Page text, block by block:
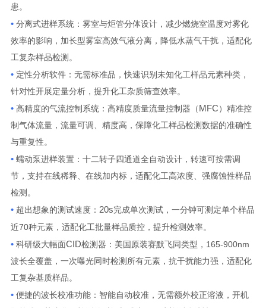
患。
• 分离式进样系统：雾室与炬管分体设计，减少燃烧室温度对雾化
效率的影响，加长型雾室高效气液分离，降低水蒸气干扰，适配化
工复杂样品检测。
• 定性分析软件：无需标准品，快速识别未知化工样品元素种类，
针对性开展定量分析，提升化工杂质筛查效率。
• 高精度的气流控制系统：高精度质量流量控制器（ MFC ）精准控
制气体流量，流量可调、精度高，保障化工样品检测数据的准确性
与重复性。
• 蠕动泵进样装置：十二转子四通道全自动设计，转速可按需调
节，支持在线稀释、在线加内标，适配化工高浓度、强腐蚀性样品
检测。
• 超出想象的测试速度： 20s完成单次测试，一分钟可测定单个样品
近70种元素，适配化工批量样品质控，提升检测效率。
• 科研级大幅面CID检测器：美国原装赛默飞同类型， 165-900nm
波长全覆盖，一次曝光同时检测所有元素，抗干扰能力强，适配化
工复杂基质样品。
• 便捷的波长校准功能：智能自动校准，无需额外校正溶液，开机